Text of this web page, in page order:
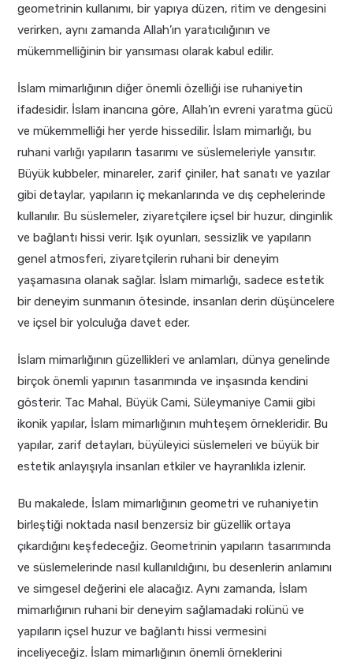
geometrinin kullanımı, bir yapıya düzen, ritim ve dengesini
verirken, aynı zamanda Allah’ın yaratıcılığının ve
mükemmelliğinin bir yansıması olarak kabul edilir.
İslam mimarlığının diğer önemli özelliği ise ruhaniyetin
ifadesidir. İslam inancına göre, Allah’ın evreni yaratma gücü
ve mükemmelliği her yerde hissedilir. İslam mimarlığı, bu
ruhani varlığı yapıların tasarımı ve süslemeleriyle yansıtır.
Büyük kubbeler, minareler, zarif çiniler, hat sanatı ve yazılar
gibi detaylar, yapıların iç mekanlarında ve dış cephelerinde
kullanılır. Bu süslemeler, ziyaretçilere içsel bir huzur, dinginlik
ve bağlantı hissi verir. Işık oyunları, sessizlik ve yapıların
genel atmosferi, ziyaretçilerin ruhani bir deneyim
yaşamasına olanak sağlar. İslam mimarlığı, sadece estetik
bir deneyim sunmanın ötesinde, insanları derin düşüncelere
ve içsel bir yolculuğa davet eder.
İslam mimarlığının güzellikleri ve anlamları, dünya genelinde
birçok önemli yapının tasarımında ve inşasında kendini
gösterir. Tac Mahal, Büyük Cami, Süleymaniye Camii gibi
ikonik yapılar, İslam mimarlığının muhteşem örnekleridir. Bu
yapılar, zarif detayları, büyüleyici süslemeleri ve büyük bir
estetik anlayışıyla insanları etkiler ve hayranlıkla izlenir.
Bu makalede, İslam mimarlığının geometri ve ruhaniyetin
birleştiği noktada nasıl benzersiz bir güzellik ortaya
çıkardığını keşfedeceğiz. Geometrinin yapıların tasarımında
ve süslemelerinde nasıl kullanıldığını, bu desenlerin anlamını
ve simgesel değerini ele alacağız. Aynı zamanda, İslam
mimarlığının ruhani bir deneyim sağlamadaki rolünü ve
yapıların içsel huzur ve bağlantı hissi vermesini
inceliyeceğiz. İslam mimarlığının önemli örneklerini